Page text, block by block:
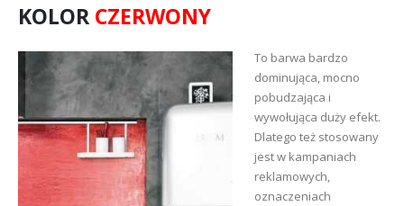
KOLOR CZERWONY
To barwa bardzo
dominująca, mocno
pobudzająca i
wywołująca duży efekt.
Dlatego też stosowany
jest w kampaniach
reklamowych,
oznaczeniach